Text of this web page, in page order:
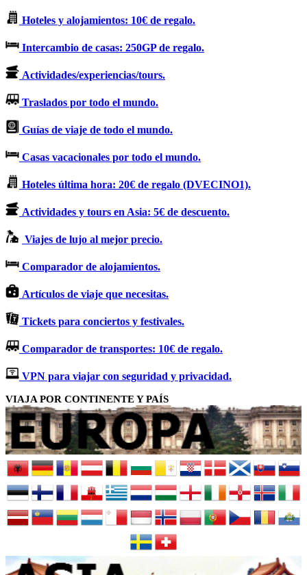
Hoteles y alojamientos: 10€ de regalo.
Intercambio de casas: 250GP de regalo.
Actividades/experiencias/tours.
Traslados por todo el mundo.
Guías de viaje de todo el mundo.
Casas vacacionales por todo el mundo.
Hoteles última hora: 20€ de regalo (DVECINO1).
Actividades y tours en Asia: 5€ de descuento.
Viajes de lujo al mejor precio.
Comparador de alojamientos.
Artículos de viaje que necesitas.
Tickets para conciertos y festivales.
Comparador de transportes: 10€ de regalo.
VPN para viajar con seguridad y privacidad.
VIAJA POR CONTINENTE Y PAÍS